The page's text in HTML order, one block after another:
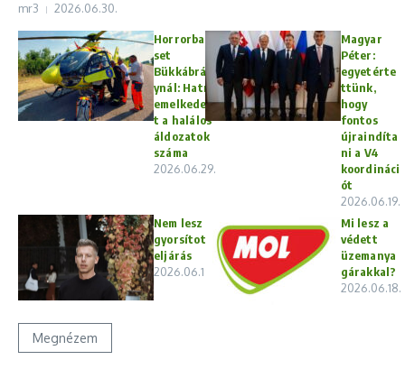
mr3 2026.06.30.
Horrorbale
set
Bükkábrán
ynál: Hatra
emelkedet
t a halálos
áldozatok
száma
2026.06.29.
Magyar
Péter:
egyetérte
ttünk,
hogy
fontos
újraindíta
ni a V4
koordináci
ót
2026.06.19.
Nem lesz
gyorsított
eljárás
2026.06.19.
Mi lesz a
védett
üzemanya
gárakkal?
2026.06.18.
Megnézem